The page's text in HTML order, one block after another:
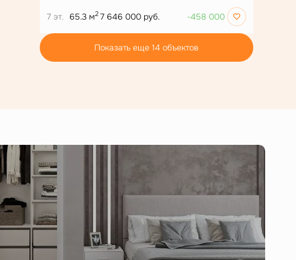
7 эт. 65.3 м2 7 646 000 руб. -458 000
Показать еще 14 объектов